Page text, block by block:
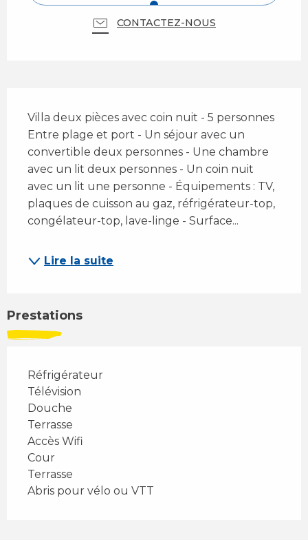
CONTACTEZ-NOUS
Villa deux pièces avec coin nuit - 5 personnes
Entre plage et port - Un séjour avec un
convertible deux personnes - Une chambre
avec un lit deux personnes - Un coin nuit
avec un lit une personne - Équipements : TV,
plaques de cuisson au gaz, réfrigérateur-top,
congélateur-top, lave-linge - Surface...
Lire la suite
Prestations
Réfrigérateur
Télévision
Douche
Terrasse
Accès Wifi
Cour
Terrasse
Abris pour vélo ou VTT